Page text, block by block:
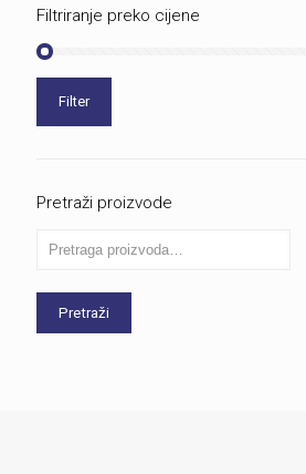
Filtriranje preko cijene
Filter
Pretraži proizvode
Pretraži